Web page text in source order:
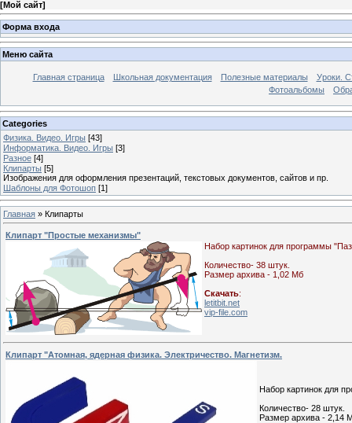
[Мой сайт]
Форма входа
Меню сайта
Главная страница Школьная документация Полезные материалы
Уроки.
Фотоальбомы
Categories
Физика. Видео. Игры [43]
Информатика. Видео. Игры [3]
Разное [4]
Клипарты [5]
Изображения для оформления презентаций, текстовых документов, сайтов и пр.
Шаблоны для Фотошоп [1]
Главная » Клипарты
Клипарт "Простые механизмы"
Набор картинок для программы
Количество- 38 штук.
Размер архива - 1,02 Мб
Скачать:
letitbit.net
vip-file.com
Клипарт "Атомная, ядерная физика. Электричество. Магнетизм.
Набор картинок для
Количество- 28 штук.
Размер архива - 2,14